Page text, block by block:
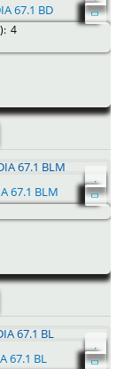
67.1 BD
4
67.1 BLM
67.1 BL